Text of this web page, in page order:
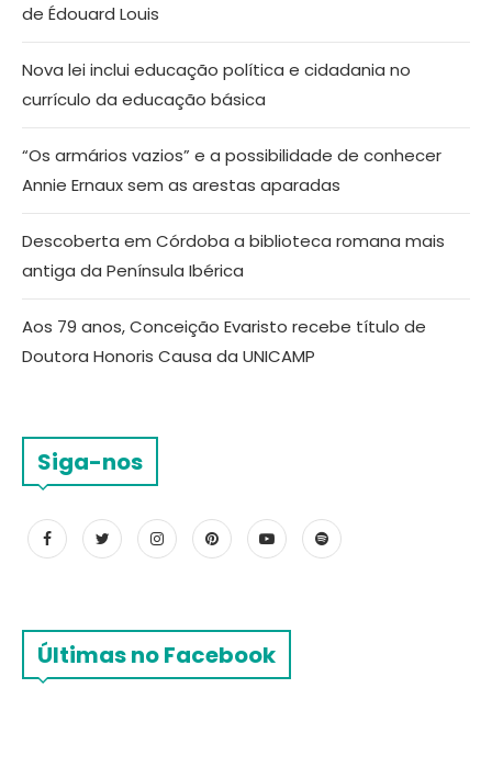
de Édouard Louis
Nova lei inclui educação política e cidadania no
currículo da educação básica
“Os armários vazios” e a possibilidade de conhecer
Annie Ernaux sem as arestas aparadas
Descoberta em Córdoba a biblioteca romana mais
antiga da Península Ibérica
Aos 79 anos, Conceição Evaristo recebe título de
Doutora Honoris Causa da UNICAMP
Siga-nos
Últimas no Facebook